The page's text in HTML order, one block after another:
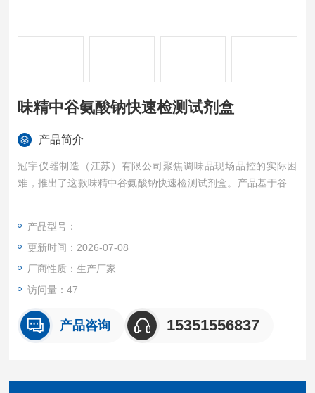
味精中谷氨酸钠快速检测试剂盒
产品简介
冠宇仪器制造（江苏）有限公司聚焦调味品现场品控的实际困
难，推出了这款味精中谷氨酸钠快速检测试剂盒。产品基于谷氨
酸钠与特定试剂反应生成有色产物的原理，通过消耗的检测液滴
产品型号：
更新时间：2026-07-08
厂商性质：生产厂家
访问量：47
产品咨询 15351556837